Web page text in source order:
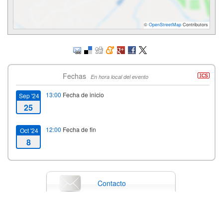
© OpenStreetMap Contributors
Fechas En hora local del evento
Sep '24
25
13:00 Fecha de inicio
Oct '24
8
12:00 Fecha de fin
Contacto